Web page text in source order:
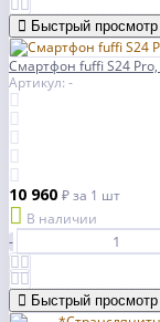
Быстрый просмотр
Смартфон fuffi S24
Артикул: -
10 960 ₽за 1 шт
В наличии
-
Быстрый просмотр